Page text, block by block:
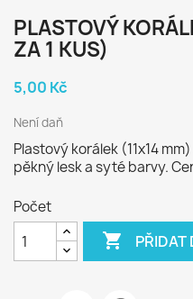
PLASTOVÝ
ZA 1 KUS)
5,00 Kč
Není daň
Plastový korálek (11x14
pěkný lesk a syté barvy.
Počet
 PŘIDAT